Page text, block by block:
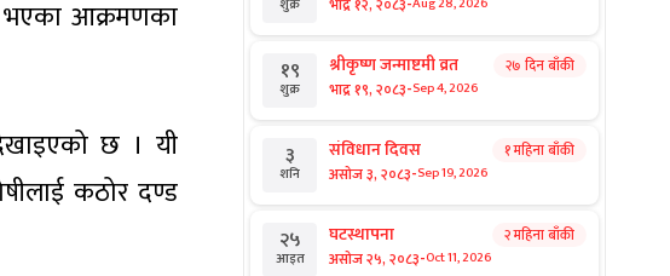
भएका आक्रमणका
छ । यी
कठोर दण्ड
शुक्र
१९
शुक्र
श्रीकृष्ण जन्माष्टमी व्रत
भाद्र १९, २०८३-Sep 4, 2026
२७ दिन बाँकी
३
शनि
संविधान दिवस
असोज ३, २०८३-Sep 19, 2026
१ महिना बाँकी
२५
आइत
घटस्थापना
असोज २५, २०८३-Oct 11, 2026
२ महिना बाँकी